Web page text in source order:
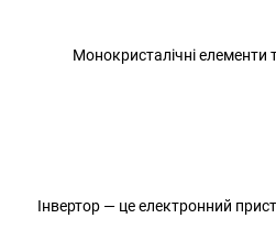
Монокристалічні елементи
Інвертор — це електронний